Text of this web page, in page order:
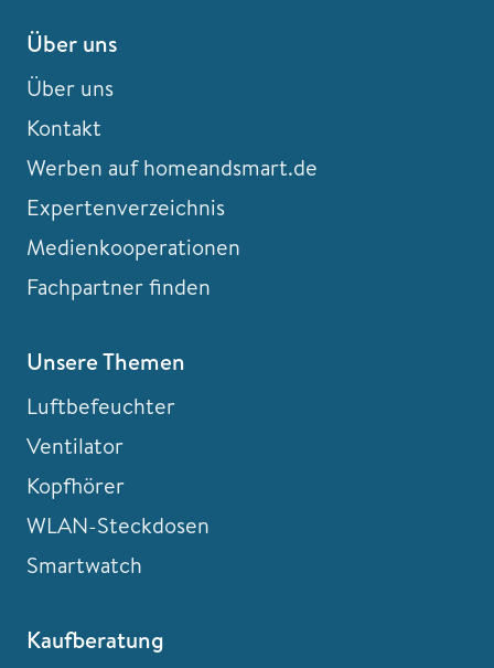
Über uns
Über uns
Kontakt
Werben auf homeandsmart.de
Expertenverzeichnis
Medienkooperationen
Fachpartner finden
Unsere Themen
Luftbefeuchter
Ventilator
Kopfhörer
WLAN-Steckdosen
Smartwatch
Kaufberatung